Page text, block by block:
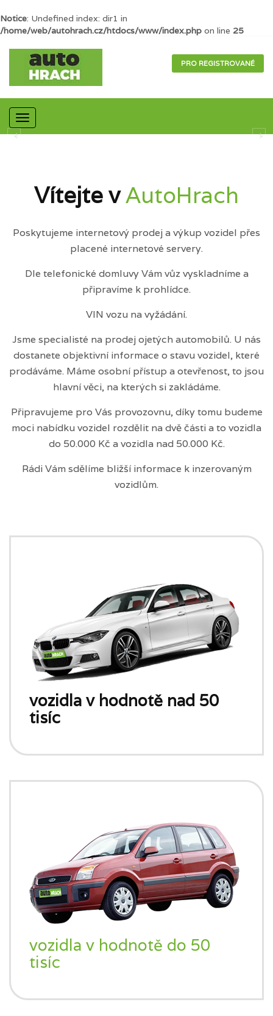
Notice: Undefined index: dir1 in
/home/web/autohrach.cz/htdocs/www/index.php on line 25
PRO REGISTROVANÉ
Mobilní
navigace
Vítejte vAutoHrach
Poskytujeme internetový prodej a výkup vozidel přes
placené internetové servery.
Dle telefonické domluvy Vám vůz vyskladníme a
připravíme k prohlídce.
VIN vozu na vyžádání.
Jsme specialisté na prodej ojetých automobilů. U nás
dostanete objektivní informace o stavu vozidel, které
prodáváme. Máme osobní přístup a otevřenost, to jsou
hlavní věci, na kterých si zakládáme.
Připravujeme pro Vás provozovnu, díky tomu budeme
moci nabídku vozidel rozdělit na dvě části a to vozidla
do 50.000 Kč a vozidla nad 50.000 Kč.
Rádi Vám sdělíme bližší informace k inzerovaným
vozidlům.
vozidla v hodnotě nad 50
tisíc
vozidla v hodnotě do 50
tisíc